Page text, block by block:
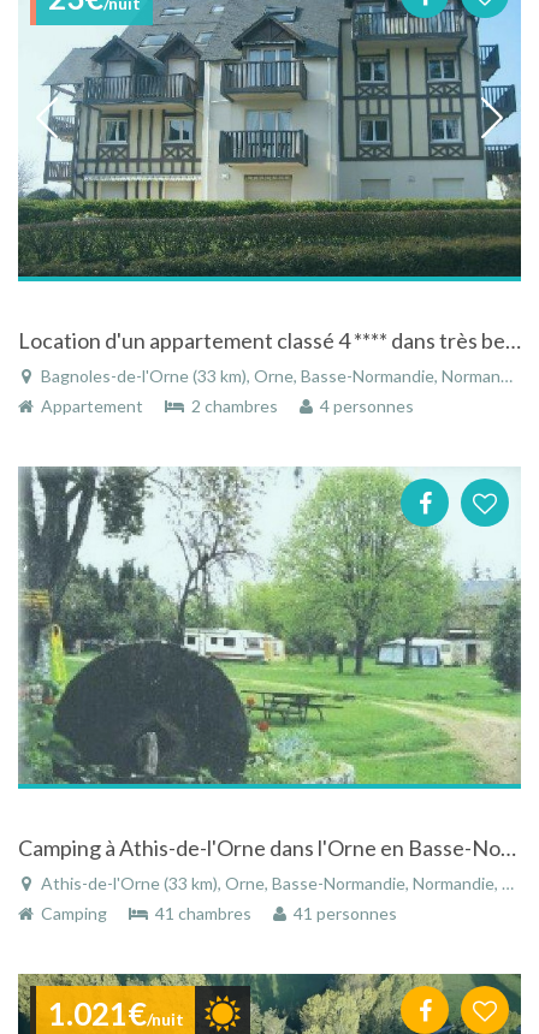
Location d'un appartement classé 4 **** dans très belle rèsidence "La Normandière"
Bagnoles-de-l'Orne (33 km), Orne, Basse-Normandie, Normandie, France
Appartement
2 chambres 4 personnes
Camping à Athis-de-l'Orne dans l'Orne en Basse-Normandie à la Ferme de la Ribardière
Athis-de-l'Orne (33 km), Orne, Basse-Normandie, Normandie, France
Camping
41 chambres 41 personnes
1.021€/nuit